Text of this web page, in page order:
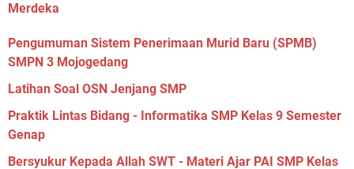
Merdeka
Pengumuman Sistem Penerimaan Murid Baru (SPMB)
SMPN 3 Mojogedang
Latihan Soal OSN Jenjang SMP
Praktik Lintas Bidang - Informatika SMP Kelas 9 Semester
Genap
Bersyukur Kepada Allah SWT - Materi Ajar PAI SMP Kelas